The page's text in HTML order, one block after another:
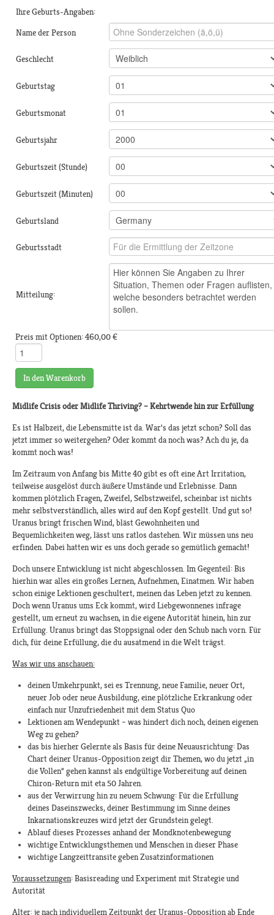
Ihre Geburts-Angaben:
Name der Person
Geschlecht
Geburtstag
Geburtsmonat
Geburtsjahr
Geburtszeit (Stunde)
Geburtszeit (Minuten)
Geburtsland
Geburtsstadt
Mitteilung:
Preis mit Optionen:460,00 €
In den Warenkorb
Midlife Crisis oder Midlife Thriving?– Kehrtwende hin zur Erfüllung
Es ist Halbzeit, die Lebensmitte ist da. War‘s das jetzt schon? Soll das
jetzt immer so weitergehen? Oder kommt da noch was? Ach du je, da
kommt noch was!
Im Zeitraum von Anfang bis Mitte 40 gibt es oft eine Art Irritation,
teilweise ausgelöst durch äußere Umstände und Erlebnisse. Dann
kommen plötzlich Fragen, Zweifel, Selbstzweifel, scheinbar ist nichts
mehr selbstverständlich, alles wird auf den Kopf gestellt. Und gut so!
Uranus bringt frischen Wind, bläst Gewohnheiten und
Bequemlichkeiten weg, lässt uns ratlos dastehen. Wir müssen uns neu
erfinden. Dabei hatten wir es uns doch gerade so gemütlich gemacht!
Doch unsere Entwicklung ist nicht abgeschlossen. Im Gegenteil: Bis
hierhin war alles ein großes Lernen, Aufnehmen, Einatmen. Wir haben
schon einige Lektionen geschultert, meinen das Leben jetzt zu kennen.
Doch wenn Uranus ums Eck kommt, wird Liebgewonnenes infrage
gestellt, um erneut zu wachsen, in die eigene Autorität hinein, hin zur
Erfüllung. Uranus bringt das Stoppsignal oder den Schub nach vorn. Für
dich, für deine Erfüllung, die du ausatmend in die Welt trägst.
Was wir uns anschauen:
deinen Umkehrpunkt, sei es Trennung, neue Familie, neuer Ort,
neuer Job oder neue Ausbildung, eine plötzliche Erkrankung oder
einfach nur Unzufriedenheit mit dem Status Quo
Lektionen am Wendepunkt – was hindert dich noch, deinen eigenen
Weg zu gehen?
das bis hierher Gelernte als Basis für deine Neuausrichtung: Das
Chart deiner Uranus-Opposition zeigt dir Themen, wo du jetzt „in
die Vollen“ gehen kannst als endgültige Vorbereitung auf deinen
Chiron-Return mit eta 50 Jahren.
aus der Verwirrung hin zu neuem Schwung: Für die Erfüllung
deines Daseinszwecks, deiner Bestimmung im Sinne deines
Inkarnationskreuzes wird jetzt der Grundstein gelegt.
Ablauf dieses Prozesses anhand der Mondknotenbewegung
wichtige Entwicklungsthemen und Menschen in dieser Phase
wichtige Langzeittransite geben Zusatzinformationen
Voraussetzungen: Basisreading und Experiment mit Strategie und
Autorität
Alter: je nach individuellem Zeitpunkt der Uranus-Opposition ab Ende